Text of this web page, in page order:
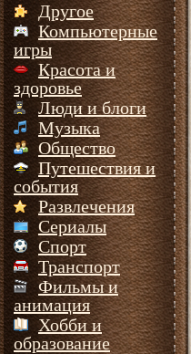
Другое
Компьютерные
игры
Красота и
здоровье
Люди и блоги
Музыка
Общество
Путешествия и
события
Развлечения
Сериалы
Спорт
Транспорт
Фильмы и
анимация
Хобби и
образование